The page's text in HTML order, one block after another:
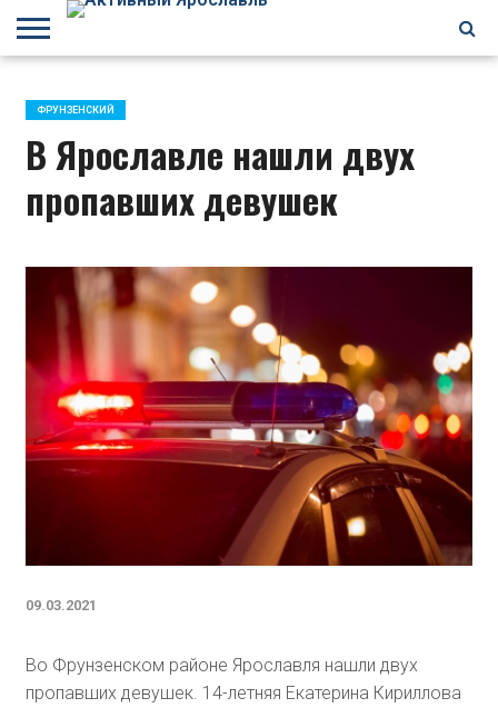
ЗАВОЛГА
КИРОВСКИЙ
НЕФТЕСТРОЙ
ПЕРЕКОП
ПЯТЕРКА
ФРУНЗЕНСКИЙ
ПРОЧЕЕ
ФРУНЗЕНСКИЙ
В Ярославле нашли двух
пропавших девушек
09.03.2021
Во Фрунзенском районе Ярославля нашли двух
пропавших девушек. 14-летняя Екатерина Кириллова